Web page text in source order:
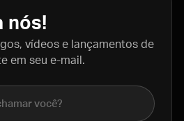
nós!
vídeos e lançamentos de
em seu e-mail.